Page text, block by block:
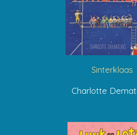
Sinterklaas
Charlotte